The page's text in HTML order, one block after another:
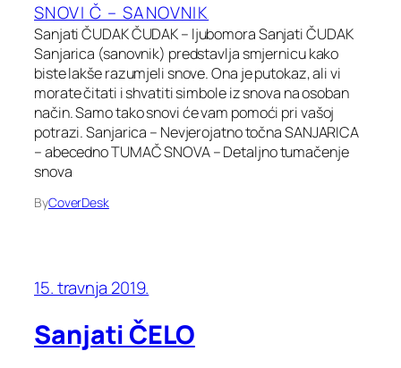
SNOVI Č – SANOVNIK
Sanjati ČUDAK ČUDAK – ljubomora Sanjati ČUDAK
Sanjarica (sanovnik) predstavlja smjernicu kako
biste lakše razumjeli snove. Ona je putokaz, ali vi
morate čitati i shvatiti simbole iz snova na osoban
način. Samo tako snovi će vam pomoći pri vašoj
potrazi. Sanjarica – Nevjerojatno točna SANJARICA
– abecedno TUMAČ SNOVA – Detaljno tumačenje
snova
ByCoverDesk
15. travnja 2019.
Sanjati ČELO